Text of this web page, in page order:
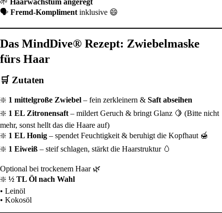
🌱 Haarwachstum angeregt
🗣️ Fremd-Kompliment inklusive 😄
Das MindDive® Rezept: Zwiebelmaske
fürs Haar
🛒 Zutaten
❇️ 1 mittelgroße Zwiebel – fein zerkleinern & Saft abseihen
❇️ 1 EL Zitronensaft – mildert Geruch & bringt Glanz 🍋 (Bitte nicht
mehr, sonst hellt das die Haare auf)
❇️ 1 EL Honig – spendet Feuchtigkeit & beruhigt die Kopfhaut 🍯
❇️ 1 Eiweiß – steif schlagen, stärkt die Haarstruktur 🥚
Optional bei trockenem Haar 🌿
❇️ ½ TL Öl nach Wahl
• Leinöl
• Kokosöl